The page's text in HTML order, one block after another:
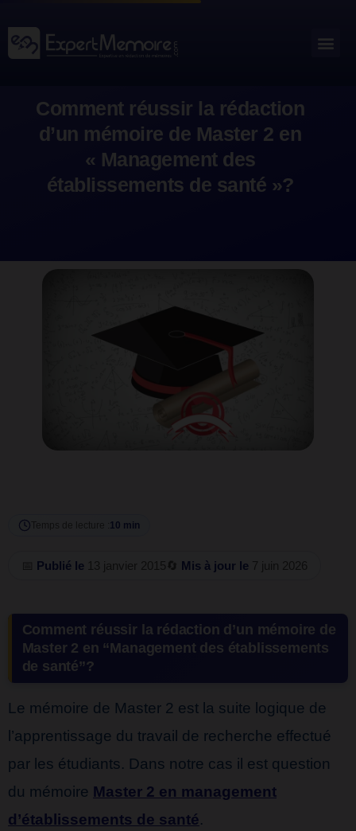
au
contenu
Comment réussir la rédaction
d’un mémoire de Master 2 en
« Management des
établissements de santé »?
Temps de lecture : 10 min
Publié le 13 janvier 2015 🔄 Mis à jour le 7 juin 2026
Comment réussir la rédaction d’un mémoire de
Master 2 en “Management des établissements
de santé”?
Le mémoire de Master 2 est la suite logique de
l’apprentissage du travail de recherche effectué
par les étudiants. Dans notre cas il est question
du mémoire Master 2 en management
d’établissements de santé.